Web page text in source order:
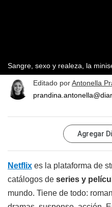
Sangre, sexo y realeza, la
Editado porAntonella
Agregar
Netflix es la plataforma de
catálogos de series y
mundo. Tiene de todo: